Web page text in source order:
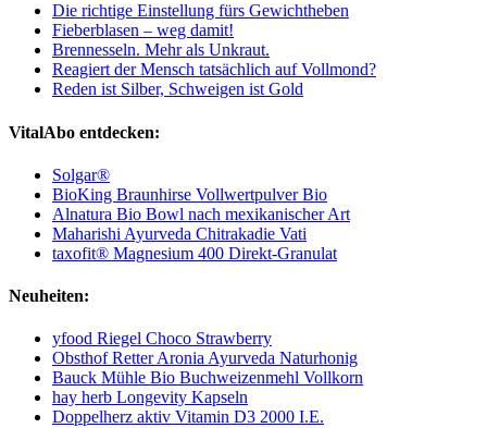
Die richtige Einstellung fürs Gewichtheben
Fieberblasen – weg damit!
Brennesseln. Mehr als Unkraut.
Reagiert der Mensch tatsächlich auf Vollmond?
Reden ist Silber, Schweigen ist Gold
VitalAbo entdecken:
Solgar®
BioKing Braunhirse Vollwertpulver Bio
Alnatura Bio Bowl nach mexikanischer Art
Maharishi Ayurveda Chitrakadie Vati
taxofit® Magnesium 400 Direkt-Granulat
Neuheiten:
yfood Riegel Choco Strawberry
Obsthof Retter Aronia Ayurveda Naturhonig
Bauck Mühle Bio Buchweizenmehl Vollkorn
hay herb Longevity Kapseln
Doppelherz aktiv Vitamin D3 2000 I.E.